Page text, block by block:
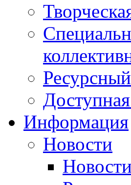
Информация
Новости